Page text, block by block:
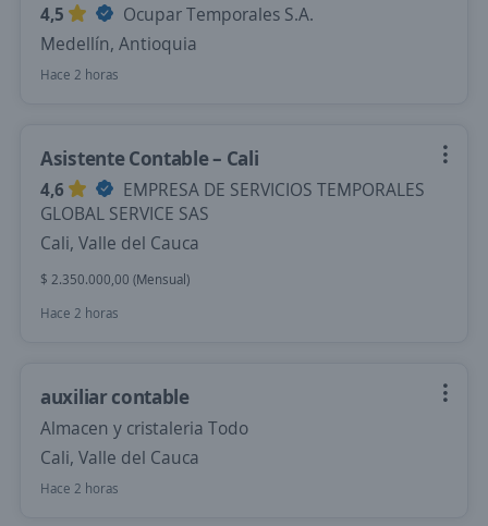
4,5
Ocupar Temporales S.A.
Medellín, Antioquia
Hace 2 horas
Asistente Contable – Cali
4,6
EMPRESA DE SERVICIOS TEMPORALES
GLOBAL SERVICE SAS
Cali, Valle del Cauca
$ 2.350.000,00 (Mensual)
Hace 2 horas
auxiliar contable
Almacen y cristaleria Todo
Cali, Valle del Cauca
Hace 2 horas